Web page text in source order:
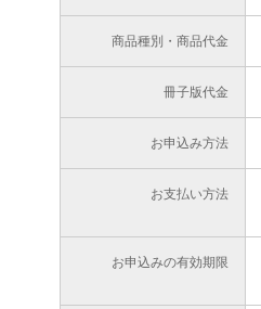
商品種別・商品代金
冊子版代金
お申込み方法
お支払い方法
お申込みの有効期限